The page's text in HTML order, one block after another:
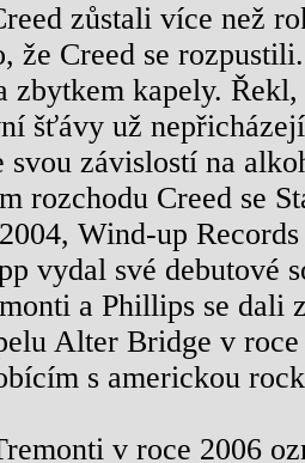
zůstali více než
že Creed se
zbytkem kapely.
šťávy už
svou závislostí na
rozchodu Creed se
Wind-up
vydal své debutové
a Phillips se dali
Alter Bridge v
s americkou
v roce 2006